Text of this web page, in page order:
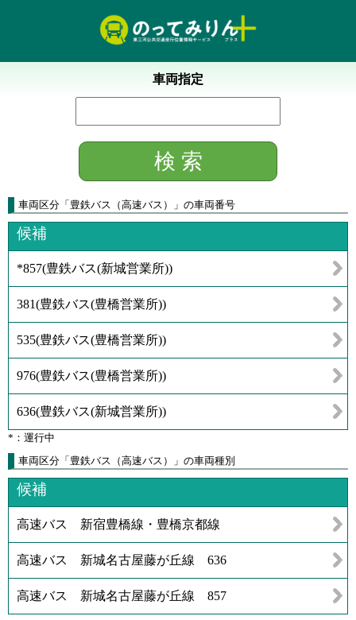
車両指定
車両区分 「 豊鉄バス（高速バス） 」 の車両番号
候補
*857(豊鉄バス(新城営業所))
381(豊鉄バス(豊橋営業所))
535(豊鉄バス(豊橋営業所))
976(豊鉄バス(豊橋営業所))
636(豊鉄バス(新城営業所))
*：運行中
車両区分「豊鉄バス（高速バス）」の車両種別
候補
高速バス 新宿豊橋線・豊橋京都線
高速バス 新城名古屋藤が丘線 636
高速バス 新城名古屋藤が丘線 857